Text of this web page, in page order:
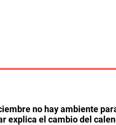
no hay ambiente
explica el cambio del